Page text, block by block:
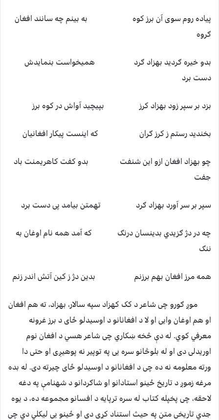
پیاده روم سوی آن برز کوه به بینم چه سانند افغان
ګروه
بدو خیره ګردید بهزاد ګرد همیخواست بنمایدش
دست برد
بزد بر سپر زود بهزاد کرز بپیچید آواش در کوه برز
بخندید رستم ز کرز ګران که اینست پیکار افغانیان
چو بهزاد افغان ازو این شنفت بدو کفت کاهریمنت باد
جفت
سپر بر سر آورد بهزاد ګرد تهمتن بیامد پی دست برد
چه در دژ ګزیدي بدینسان درنګ که آمد همه نام اوغان به
ننګ
همه مرز افغان بهم برزنم بدین دژ ز کین آتش اندر زنم
موږ ګورو چی شاعر د کک کهزاد سپه سالار، بهزاد، ته هم افغان
او هم اوغان وایی او لا د افغانانو د اوسیدلو ځای د برز غرونه
معرفي کوي. له دې څخه ښکاري چی شاعر هسي د افغان نوم
اوریدلی دی او له بلوڅانو سره یی په توپیر نه پوهیږی او حتی دا
ورته معلومه نه ده چی د افغانانو د اوسیدلو ځای چیرته دی. له بده
مرغه زموږ د تاریخ ځینو استادانو او شاګردانو د شهنامې په دغه
لاحقه، چی پخپله کتاب له سره ترپایه د افسانو مجموعه ده، د یوه
جدي تاریخی متن په حیث استناد کړی دی او ځینو یی لیکلي دي چی